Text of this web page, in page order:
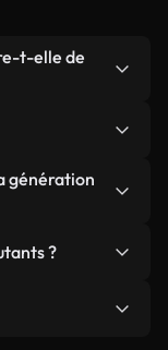
t-elle de
des
synchronisé
et à
génération
des crédits
?
dans